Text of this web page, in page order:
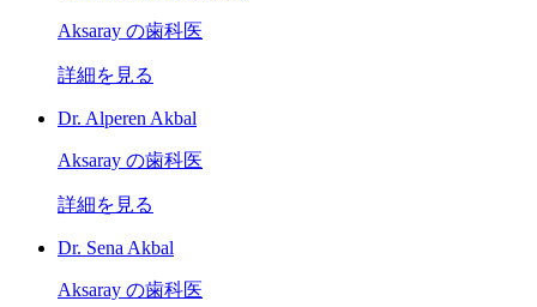
Aksaray の歯科医
詳細を見る
Dr. Alperen Akbal
Aksaray の歯科医
詳細を見る
Dr. Sena Akbal
Aksaray の歯科医